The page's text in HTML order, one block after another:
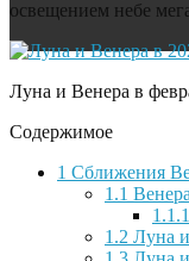
освещением небе
Луна и Венера в
Содержимое
1 Сближения
1.1
1.1.1
1.2 Луна